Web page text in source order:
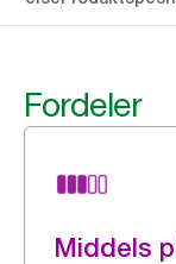
Fordeler
Middels